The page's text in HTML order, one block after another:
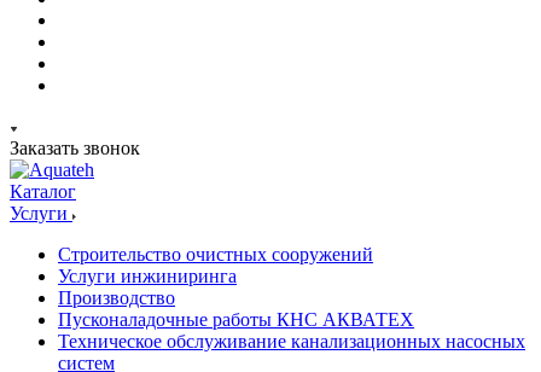
Заказать звонок
Каталог
Услуги
Строительство очистных сооружений
Услуги инжиниринга
Производство
Пусконаладочные работы КНС АКВАТЕХ
Техническое обслуживание канализационных насосных
систем